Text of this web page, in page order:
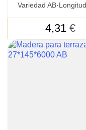
Variedad AB·
4,31 €